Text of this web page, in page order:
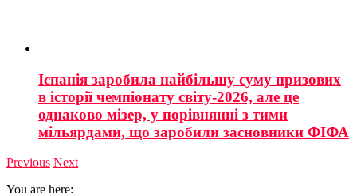
Іспанія заробила найбільшу суму призових
в історії чемпіонату світу-2026, але це
однаково мізер, у порівнянні з тими
мільярдами, що заробили засновники ФІФА
Previous Next
You are here: